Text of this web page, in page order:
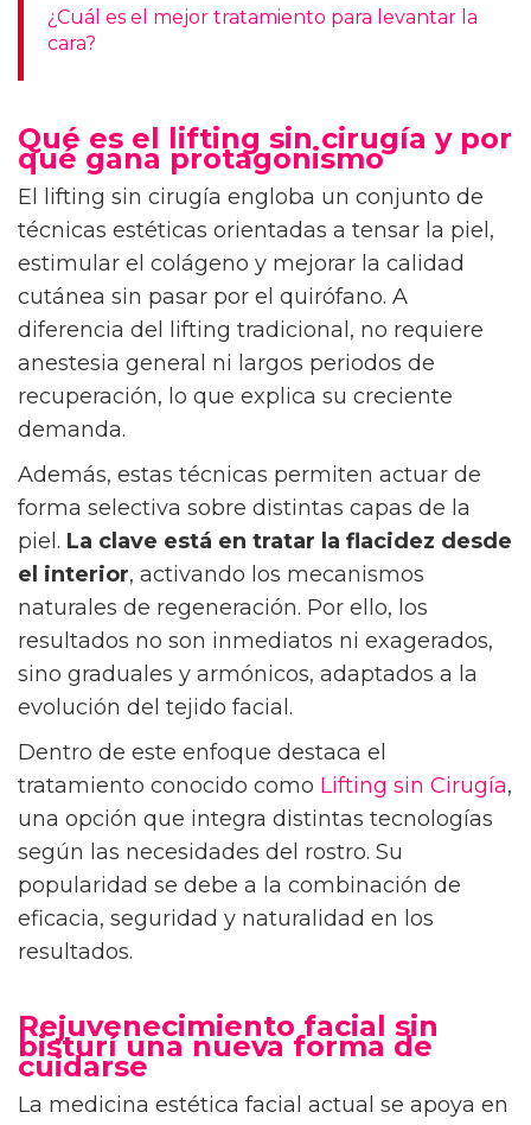
¿Cuál es el mejor tratamiento para levantar la
cara?
Qué es el lifting sin cirugía y por
qué gana protagonismo
El lifting sin cirugía engloba un conjunto de
técnicas estéticas orientadas a tensar la piel,
estimular el colágeno y mejorar la calidad
cutánea sin pasar por el quirófano. A
diferencia del lifting tradicional, no requiere
anestesia general ni largos periodos de
recuperación, lo que explica su creciente
demanda.
Además, estas técnicas permiten actuar de
forma selectiva sobre distintas capas de la
piel. La clave está en tratar la flacidez desde
el interior, activando los mecanismos
naturales de regeneración. Por ello, los
resultados no son inmediatos ni exagerados,
sino graduales y armónicos, adaptados a la
evolución del tejido facial.
Dentro de este enfoque destaca el
tratamiento conocido como Lifting sin Cirugía,
una opción que integra distintas tecnologías
según las necesidades del rostro. Su
popularidad se debe a la combinación de
eficacia, seguridad y naturalidad en los
resultados.
Rejuvenecimiento facial sin
bisturí una nueva forma de
cuidarse
La medicina estética facial actual se apoya en